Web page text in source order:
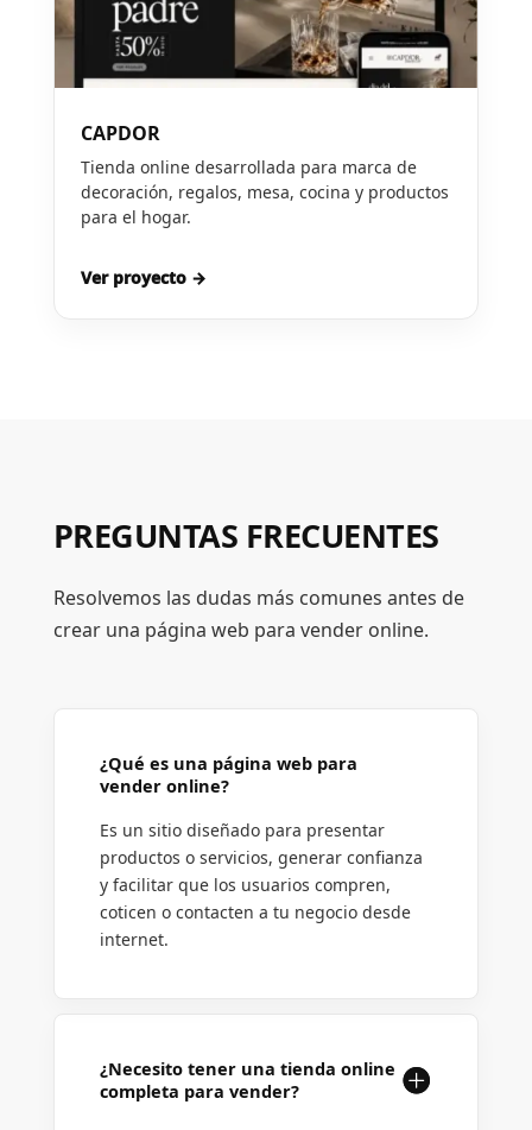
CAPDOR
Tienda online desarrollada para marca de
decoración, regalos, mesa, cocina y productos
para el hogar.
Ver proyecto →
PREGUNTAS FRECUENTES
Resolvemos las dudas más comunes antes de
crear una página web para vender online.
¿Qué es una página web para
vender online?
Es un sitio diseñado para presentar
productos o servicios, generar confianza
y facilitar que los usuarios compren,
coticen o contacten a tu negocio desde
internet.
¿Necesito tener una tienda online
completa para vender?